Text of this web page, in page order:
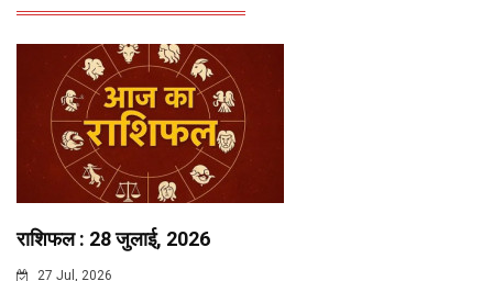
राशिफल : 28 जुलाई, 2026
27 Jul, 2026